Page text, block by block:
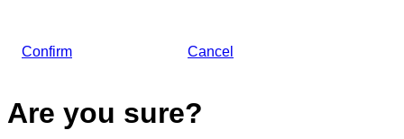
Confirm Cancel
Are you sure?